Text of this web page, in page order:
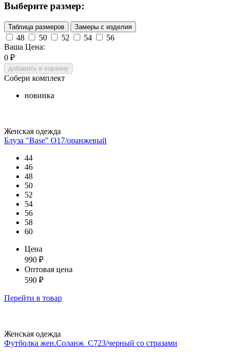
Выберите размер:
Таблица размеров Замеры с изделия
48 50 52 54
56
Ваша Цена:
0 ₽
добавить в корзину
Собери комплект
новинка
Женская одежда
Блуза "Base" О17/оранжевый
44
46
48
50
52
54
56
58
60
Цена
990 ₽
Оптовая цена
590 ₽
Перейти в товар
Женская одежда
Футболка жен.Соланж_С723/черный со стразами